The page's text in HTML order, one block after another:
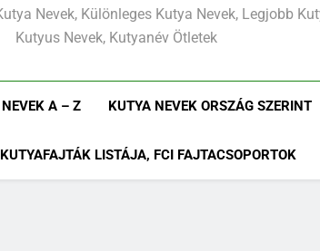
Nevek, Különleges Kutya Nevek, Legjobb
Kutyus Nevek, Kutyanév Ötletek
A – Z KUTYA NEVEK ORSZÁG SZERINT
KUTYAFAJTÁK LISTÁJA, FCI FAJTACSOPORTOK